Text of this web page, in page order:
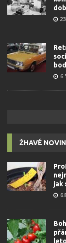
ŽHAVÉ
jak